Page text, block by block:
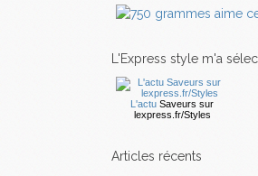
L'Express style m'a
L'actu Saveurs sur
lexpress.fr/Styles
articles récents